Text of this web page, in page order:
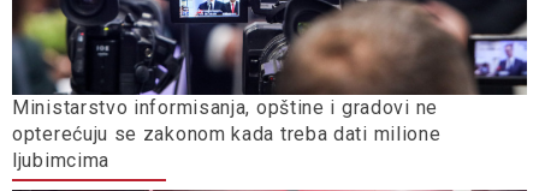
Ministarstvo informisanja, opštine i gradovi ne
opterećuju se zakonom kada treba dati milione
ljubimcima